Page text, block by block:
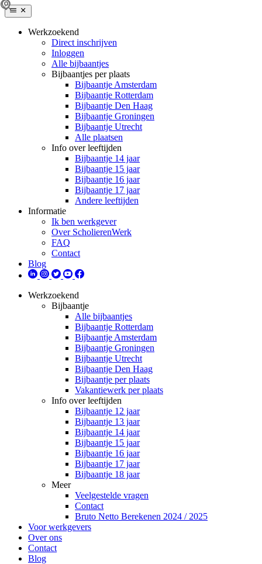
Werkzoekend
Direct inschrijven
Inloggen
Alle bijbaantjes
Bijbaantjes per plaats
Bijbaantje Amsterdam
Bijbaantje Rotterdam
Bijbaantje Den Haag
Bijbaantje Groningen
Bijbaantje Utrecht
Alle plaatsen
Info over leeftijden
Bijbaantje 14 jaar
Bijbaantje 15 jaar
Bijbaantje 16 jaar
Bijbaantje 17 jaar
Andere leeftijden
Informatie
Ik ben werkgever
Over ScholierenWerk
FAQ
Contact
Blog
Werkzoekend
Bijbaantje
Alle bijbaantjes
Bijbaantje Rotterdam
Bijbaantje Amsterdam
Bijbaantje Groningen
Bijbaantje Utrecht
Bijbaantje Den Haag
Bijbaantje per plaats
Vakantiewerk per plaats
Info over leeftijden
Bijbaantje 12 jaar
Bijbaantje 13 jaar
Bijbaantje 14 jaar
Bijbaantje 15 jaar
Bijbaantje 16 jaar
Bijbaantje 17 jaar
Bijbaantje 18 jaar
Meer
Veelgestelde vragen
Contact
Bruto Netto Berekenen 2024 / 2025
Voor werkgevers
Over ons
Contact
Blog